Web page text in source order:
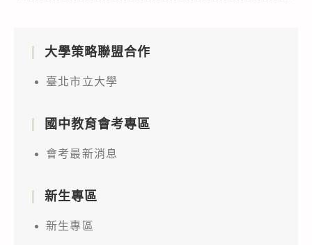
大學策略聯盟合作
臺北市立大學
國中教育會考專區
會考最新消息
新生專區
新生專區